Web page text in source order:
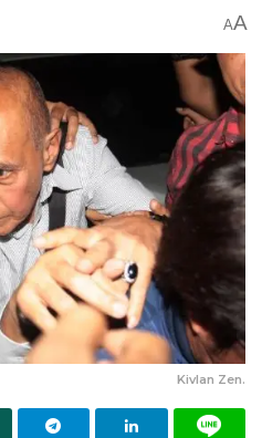
AA
Kivlan Zen.